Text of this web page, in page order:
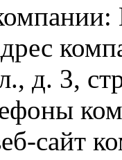
д. 3,
сайт